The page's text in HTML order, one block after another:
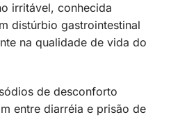
irritável, conhecida
distúrbio gastrointestinal
na qualidade de vida do
de desconforto
entre diarréia e prisão de